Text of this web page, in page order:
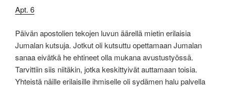
Apt. 6
Päivän apostolien tekojen luvun äärellä mietin erilaisia
Jumalan kutsuja. Jotkut oli kutsuttu opettamaan Jumalan
sanaa eivätkä he ehtineet olla mukana avustustyössä.
Tarvittiin siis niitäkin, jotka keskittyivät auttamaan toisia.
Yhteistä näille erilaisille ihmiselle oli sydämen halu palvella